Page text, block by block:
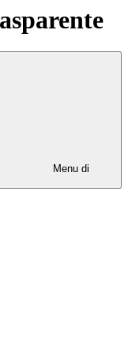
Menu di